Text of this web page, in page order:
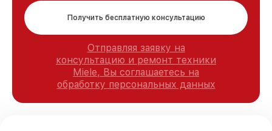
Получить бесплатную консультацию
Отправляя заявку на
консультацию и ремонт техники
Miele, Вы соглашаетесь на
обработку персональных данных